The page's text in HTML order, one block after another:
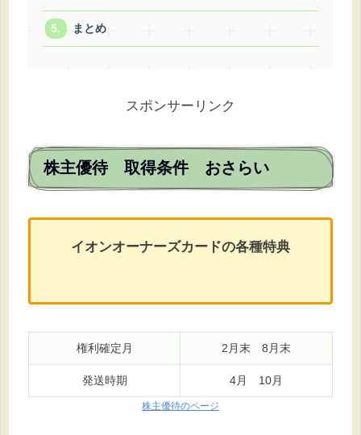
まとめ
スポンサーリンク
株主優待 取得条件 おさらい
イオンオーナーズカードの各種特典
権利確定月 2月末 8月末
発送時期 4月 10月
株主優待のページ